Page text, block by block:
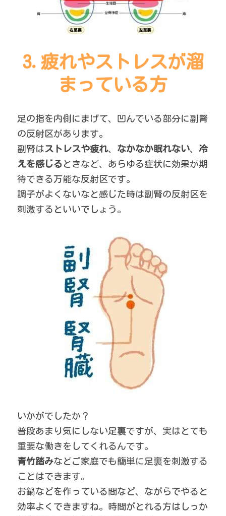
3.疲れやストレスが溜
まっている方
足の指を内側にまげて、凹んでいる部分に副腎
の反射区があります。
副腎はストレスや疲れ、 なかなか眠れない、 冷
えを感じる ときなど、あらゆる症状に効果が期
待できる万能な反射区です。
調子がよくないなと感じた時は副腎の反射区を
刺激するといいでしょう。
いかがでしたか？
普段あまり気にしない足裏ですが、実はとても
重要な働きをしてくれるんです。
青竹踏みなどご家庭でも簡単に足裏を刺激する
ことはできます。
お鍋などを作っている間など、ながらでやると
効率よくできますね。時間がとれる方はしっか